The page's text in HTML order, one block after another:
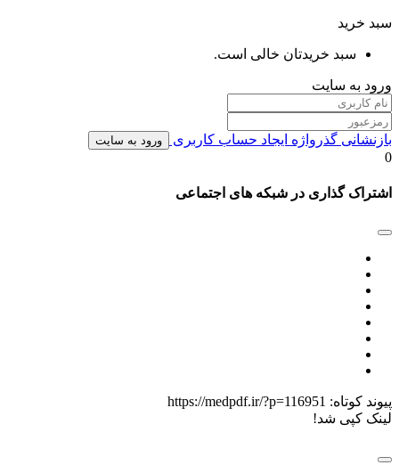
سبد خرید
سبد خریدتان خالی است.
ورود به سایت
بازنشانی گذرواژه ایجاد حساب کاربری ورود به سایت
0
اشتراک گذاری در شبکه های اجتماعی
پیوند کوتاه: https://medpdf.ir/?p=116951
لینک کپی شد!